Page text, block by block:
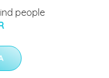
people